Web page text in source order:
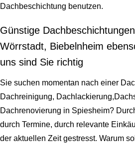
Dachbeschichtung benutzen.
Günstige
Wörrstadt, Biebelnheim
uns sind Sie richtig
Sie suchen momentan nach einer
Dachreinigung,
Dachrenovierung in Spiesheim?
durch Termine, durch relevante
der aktuellen Zeit gestresst. Warum